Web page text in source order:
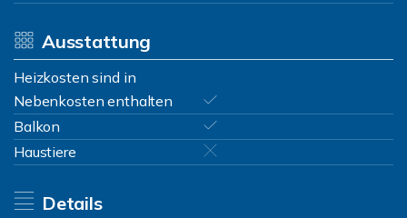
Ausstattung
Heizkosten sind in
Nebenkosten enthalten
Balkon
Haustiere
Details